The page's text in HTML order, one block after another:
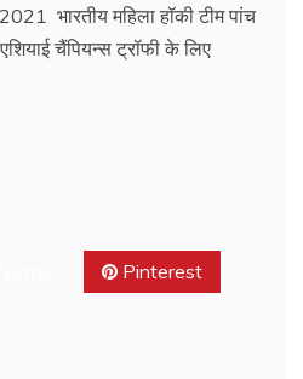
भारतीय महिला हॉकी टीम पांच
चैंपियन्स ट्रॉफी के लिए
Pinterest